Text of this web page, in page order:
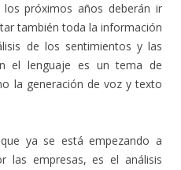
próximos años deberán ir
también toda la información
de los sentimientos y las
el lenguaje es un tema de
la generación de voz y texto
ya se está empezando a
las empresas, es el análisis